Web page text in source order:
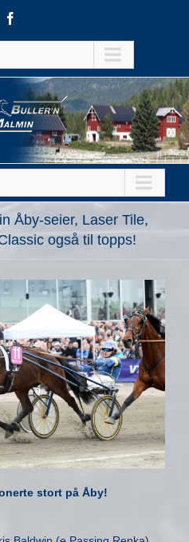
Åby-seier, Laser Tile,
også til topps!
stort på Åby!